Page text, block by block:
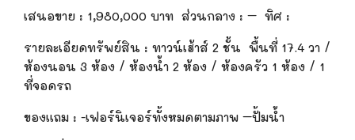
เสนอขาย : 1,980,000 บาท ส่วนกลาง : – ทิศ :
รายละเอียดทรัพย์สิน : ทาวน์เฮ้าส์ 2 ชั้น พื้นที่ 17.4 วา /
ห้องนอน 3 ห้อง / ห้องน้ำ 2 ห้อง / ห้องครัว 1 ห้อง / 1
ที่จอดรถ
ของแถม : -เฟอร์นิเจอร์ทั้งหมดตามภาพ –ปั้มน้ำ